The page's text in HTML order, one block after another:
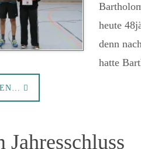
heute
denn
hatte
Jahresschluss